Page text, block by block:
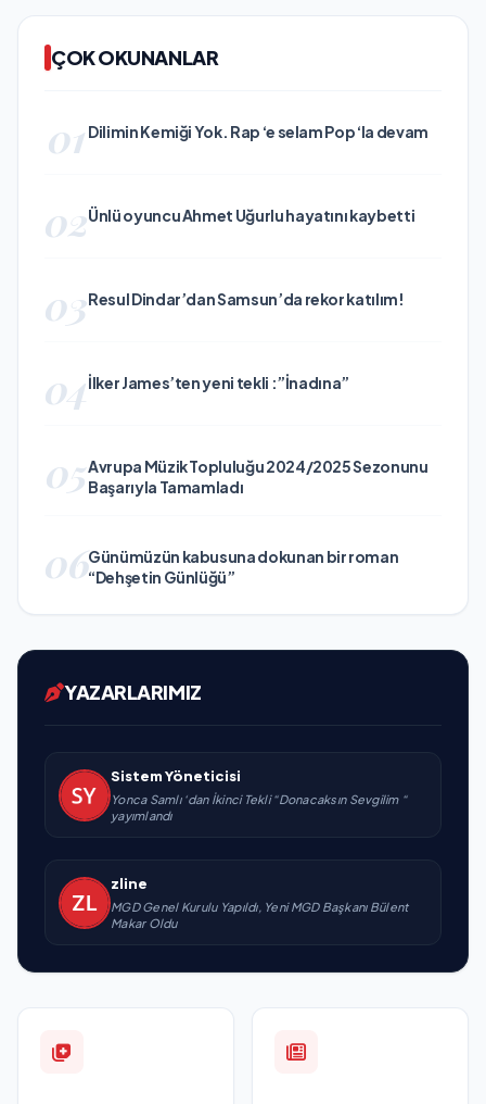
ÇOK OKUNANLAR
01 Dilimin Kemiği Yok. Rap ‘e selam Pop ‘la devam
02Ünlü oyuncu Ahmet Uğurlu hayatını kaybetti
03Resul Dindar’dan Samsun’da rekor katılım!
04İlker James’ten yeni tekli :”İnadına”
05Avrupa Müzik Topluluğu 2024/2025 Sezonunu
Başarıyla Tamamladı
06Günümüzün kabusuna dokunan bir roman
“Dehşetin Günlüğü”
YAZARLARIMIZ
Sistem Yöneticisi
Yonca Samlı ‘dan İkinci Tekli “Donacaksın Sevgilim “
yayımlandı
zline
MGD Genel Kurulu Yapıldı, Yeni MGD Başkanı Bülent
Makar Oldu